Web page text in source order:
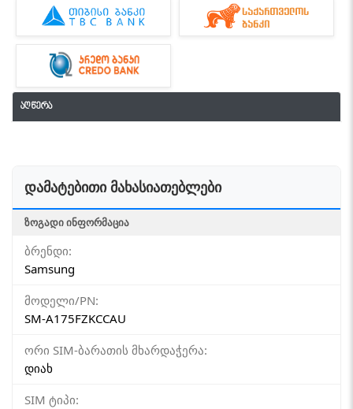
აღწერა
დამატებითი მახასიათებლები
ᲖᲝᲒᲐᲓᲘ ᲘᲜᲤᲝᲠᲛᲐᲪᲘᲐ
ბრენდი:
Samsung
მოდელი/PN:
SM-A175FZKCCAU
ორი SIM-ბარათის მხარდაჭერა:
დიახ
SIM ტიპი: